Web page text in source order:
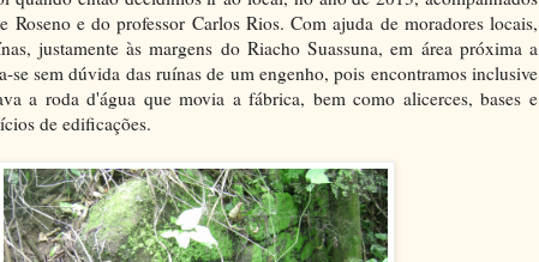
Roseno e do professor Carlos Rios. Com ajuda de moradores locais,
justamente às margens do Riacho Suassuna, em área próxima a
se sem dúvida das ruínas de um engenho, pois encontramos inclusive
a roda d'água que movia a fábrica, bem como alicerces, bases e
de edificações.